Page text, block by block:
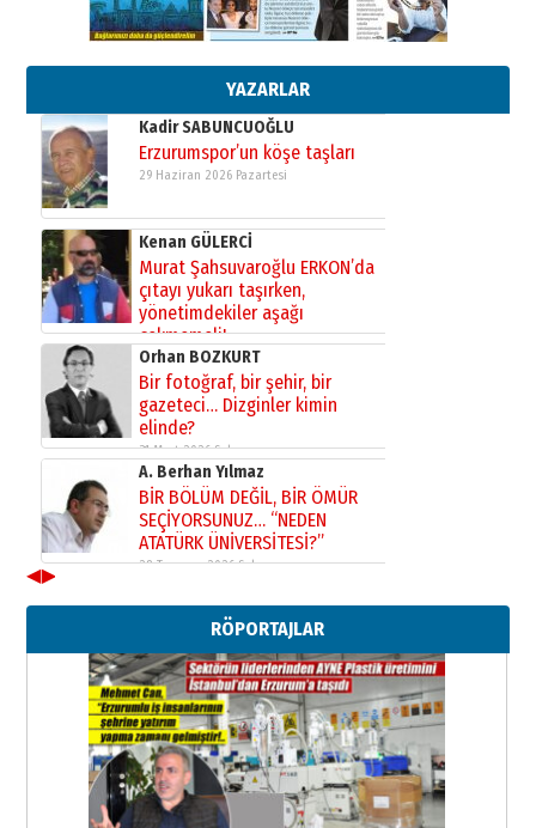
YAZARLAR
Esat BİNDESEN
Başkan Sekmen’den Erzurum’a
02 Ağustos 2026 Pazar
Kadir SABUNCUOĞLU
Erzurumspor’un köşe taşları
29 Haziran 2026 Pazartesi
Kenan GÜLERCİ
Murat Şahsuvaroğlu ERKON’da
çıtayı yukarı taşırken,
yönetimdekiler aşağı
çekmemeli!
17 Şubat 2026 SalıOrhan BOZKURT
Bir fotoğraf, bir şehir, bir
gazeteci… Dizginler kimin
elinde?
31 Mart 2026 Salı
A. Berhan Yılmaz
BİR BÖLÜM DEĞİL, BİR ÖMÜR
SEÇİYORSUNUZ… “NEDEN
ATATÜRK ÜNİVERSİTESİ?”
28 Temmuz 2026 Salı
Ahmed Yesevi’den bir Alperen…
”Reisimiz” idi… Hakka yürüdü.!
26 Mart 2026 Perşembe
Cem Bakırcı
Ardında bıraktığı hatıralarıyla
gönül adamı Faruk Terzioğlu!
13 Mayıs 2026 Çarşamba
Esat BİNDESEN
◀▶
RÖPORTAJLAR